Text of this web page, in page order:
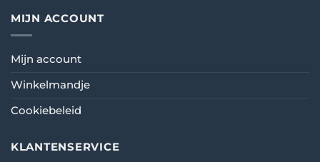
MIJN ACCOUNT
Mijn account
Winkelmandje
Cookiebeleid
KLANTENSERVICE